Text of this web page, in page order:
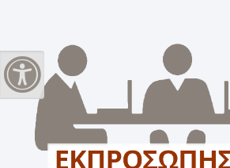
Εναλλαγή Υψηλής Αντίθεσης